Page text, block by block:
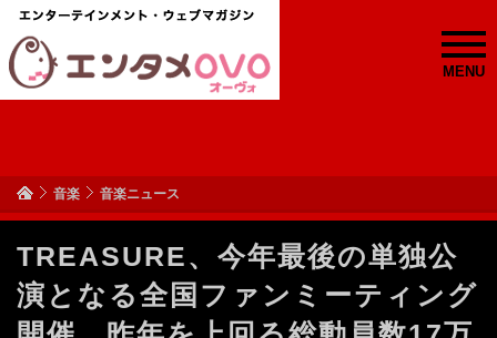
MENU
音楽 音楽ニュース
TREASURE、今年最後の単独公
演となる全国ファンミーティング